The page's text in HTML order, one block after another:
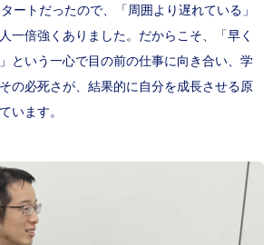
ートだったので、「周囲より遅れている」
一倍強くありました。だからこそ、「早く
という一心で目の前の仕事に向き合い、学
の必死さが、結果的に自分を成長させる原
います。